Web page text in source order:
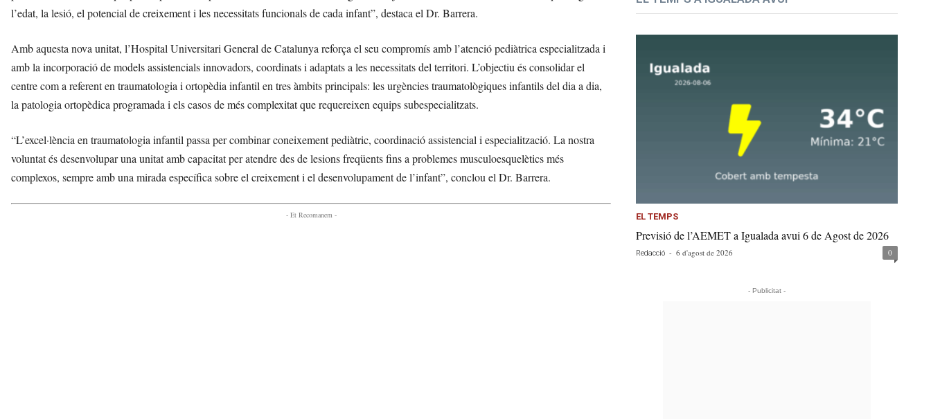
l’edat, la lesió, el potencial de creixement i les necessitats funcionals de cada infant”, destaca el Dr. Barrera.
Amb aquesta nova unitat, l’Hospital Universitari General de Catalunya reforça el seu compromís amb l’atenció pediàtrica especialitzada i
amb la incorporació de models assistencials innovadors, coordinats i adaptats a les necessitats del territori. L’objectiu és consolidar el
centre com a referent en traumatologia i ortopèdia infantil en tres àmbits principals: les urgències traumatològiques infantils del dia a dia,
la patologia ortopèdica programada i els casos de més complexitat que requereixen equips subespecialitzats.
“L’excel·lència en traumatologia infantil passa per combinar coneixement pediàtric, coordinació assistencial i especialització. La nostra
voluntat és desenvolupar una unitat amb capacitat per atendre des de lesions freqüents fins a problemes musculoesquelètics més
complexos, sempre amb una mirada específica sobre el creixement i el desenvolupament de l’infant”, conclou el Dr. Barrera.
- Et Recomanem - EL TEMPS
Previsió de l’AEMET a Igualada avui 6 de Agost de 2026
Redacció - 6 d'agost de 2026 0
- Publicitat -